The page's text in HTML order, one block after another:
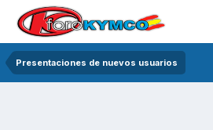
Presentaciones de nuevos usuarios